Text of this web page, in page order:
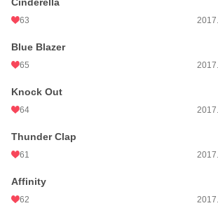
63
Blue Blazer
65
Knock Out
64
Thunder Clap
61
Affinity
62